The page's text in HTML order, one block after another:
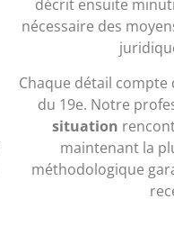
décrit ensuite
nécessaire des
Chaque détail compte
du 19e. Notre
situation
maintenant la
méthodologique